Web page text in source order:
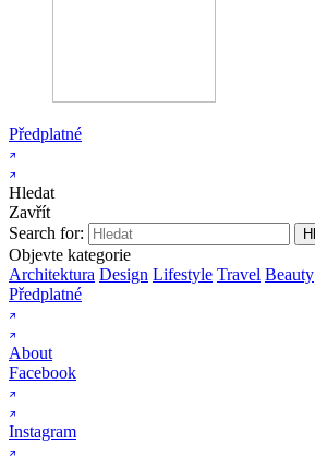
Předplatné
Hledat
Zavřít
Search for:
Objevte kategorie
Architektura Design Lifestyle Travel Beauty
Předplatné
About
Facebook
Instagram